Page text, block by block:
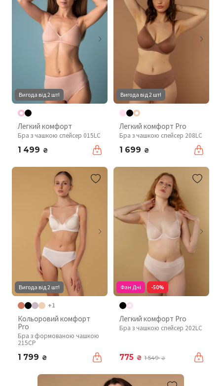
Вигода від 2 шт!
Легкий комфорт
Бра з чашкою спейсер 015LC
1 499 ₴
Вигода від 2 шт!
Легкий комфорт Pro
Бра з чашкою спейсер 208LC
1 699 ₴
Вигода від 2 шт!
+1
Кольоровий комфорт
Pro
Бра з формованою чашкою
215CP
1 799 ₴
Фан Дні -50%
Легкий комфорт Pro
Бра з чашкою спейсер 202LC
775 ₴ 1 549₴